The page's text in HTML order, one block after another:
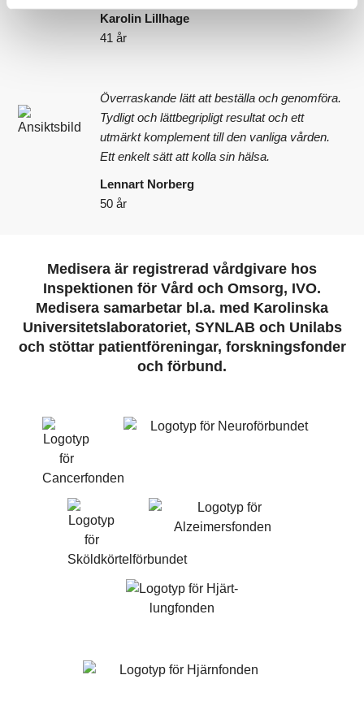
Karolin Lillhage
41 år
Överraskande lätt att beställa och genomföra.
Tydligt och lättbegripligt resultat och ett
utmärkt komplement till den vanliga vården.
Ett enkelt sätt att kolla sin hälsa.
Lennart Norberg
50 år
Medisera är registrerad vårdgivare hos
Inspektionen för Vård och Omsorg, IVO.
Medisera samarbetar bl.a. med Karolinska
Universitetslaboratoriet, SYNLAB och Unilabs
och stöttar patientföreningar, forskningsfonder
och förbund.